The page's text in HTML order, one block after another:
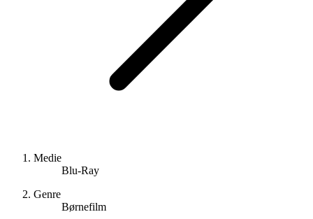
Medie
Blu-Ray
Genre
Børnefilm